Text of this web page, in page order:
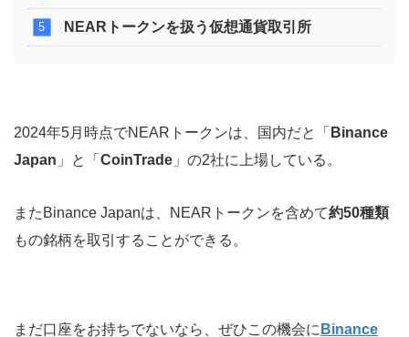
NEARトークンを扱う仮想通貨取引所
2024年5月時点でNEARトークンは、国内だと「 Binance
Japan 」と「 CoinTrade 」の2社に上場している。
またBinance Japanは、NEARトークンを含めて約50種類
もの銘柄を取引することができる。
まだ口座をお持ちでないなら、ぜひこの機会に Binance